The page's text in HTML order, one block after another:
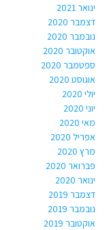
ינואר 2021
דצמבר 2020
נובמבר 2020
אוקטובר 2020
ספטמבר 2020
אוגוסט 2020
יולי 2020
יוני 2020
מאי 2020
אפריל 2020
מרץ 2020
פברואר 2020
ינואר 2020
דצמבר 2019
נובמבר 2019
אוקטובר 2019